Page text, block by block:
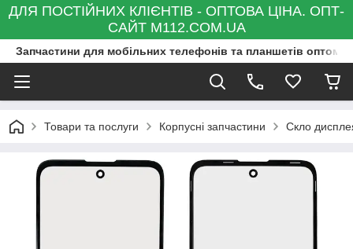
ДЛЯ ПОСТІЙНИХ КЛІЄНТІВ - ОПТОВА ЦІНА. ОПТ-
САЙТ M112.COM.UA
Запчастини для мобільних телефонів та планшетів оптом
Товари та послуги Корпусні запчастини Скло